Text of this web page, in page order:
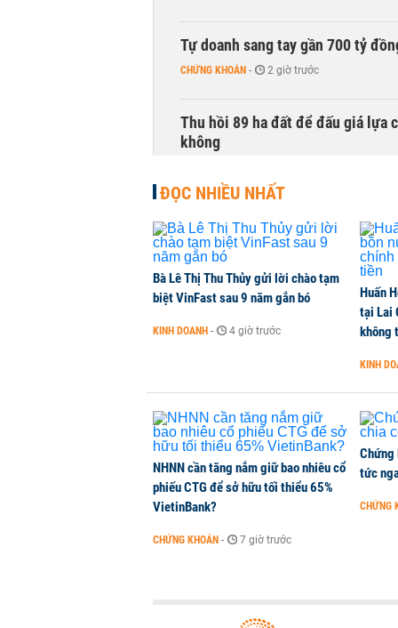
Tự doanh sang tay gần 700 tỷ
CHỨNG KHOÁN - 2 giờ trước
Thu hồi 89 ha đất để đấu giá lựa
không
Dòng tiền ngoại bất ngờ trở lại
CHỨNG KHOÁN 3 giờ trước
Kiến nghị đưa người bán hàng
TikToker Khánh Sky, Vua Quạt,
ĐỌC NHIỀU NHẤT
Bà Lê Thị Thu Thủy gửi lời chào tạm
biệt VinFast sau 9 năm gắn bó
KINH DOANH - 4 giờ trước
Huấn
tại Lai
không
KINH
NHNN cần tăng nắm giữ bao nhiêu cổ
phiếu CTG để sở hữu tối thiểu 65%
VietinBank?
CHỨNG KHOÁN - 7 giờ trước
Chứng
tức
CHỨNG